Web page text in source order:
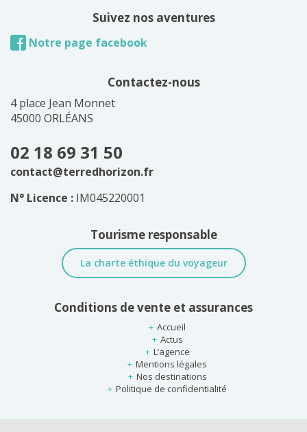
Suivez nos aventures
Notre page facebook
Contactez-nous
4 place Jean Monnet
45000 ORLÉANS
02 18 69 31 50
contact@terredhorizon.fr
N° Licence : IM045220001
Tourisme responsable
La charte éthique du voyageur
Conditions de vente et assurances
Accueil
Actus
L’agence
Mentions légales
Nos destinations
Politique de confidentialité